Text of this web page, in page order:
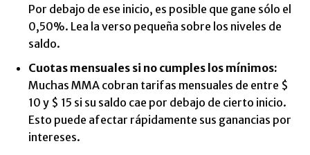
Por debajo de ese inicio, es posible que gane sólo el
0,50%. Lea la verso pequeña sobre los niveles de
saldo.
Cuotas mensuales si no cumples los mínimos:
Muchas MMA cobran tarifas mensuales de entre $
10 y $ 15 si su saldo cae por debajo de cierto inicio.
Esto puede afectar rápidamente sus ganancias por
intereses.